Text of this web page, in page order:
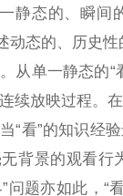
静态的、瞬间
动态的、历史
从单一静态的“
续放映过程。
“看”的知识经
背景的观看行
”问题亦如此，“